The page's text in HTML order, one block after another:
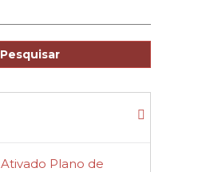
Pesquisar
Plano de